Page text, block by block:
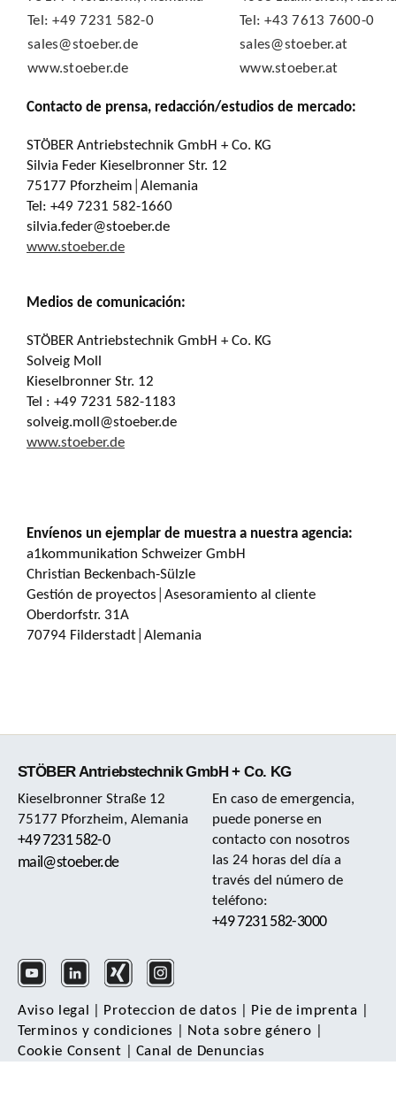
Tel: +49 7231 582-0
Tel: +43 7613 7600-0
sales@stoeber.de
sales@stoeber.at
www.stoeber.de
www.stoeber.at
Contacto de prensa, redacción/estudios de mercado:
STÖBER Antriebstechnik GmbH + Co. KG
Silvia Feder Kieselbronner Str. 12
75177 Pforzheim│Alemania
Tel: +49 7231 582-1660
silvia.feder@stoeber.de
www.stoeber.de
Medios de comunicación:
STÖBER Antriebstechnik GmbH + Co. KG
Solveig Moll
Kieselbronner Str. 12
Tel : +49 7231 582-1183
solveig.moll@stoeber.de
www.stoeber.de
Envíenos un ejemplar de muestra a nuestra agencia:
a1kommunikation Schweizer GmbH
Christian Beckenbach-Sülzle
Gestión de proyectos│Asesoramiento al cliente
Oberdorfstr. 31A
70794 Filderstadt│Alemania
STÖBER Antriebstechnik GmbH + Co. KG
Kieselbronner Straße 12
75177 Pforzheim, Alemania
+49 7231 582-0
mail@stoeber.de
En caso de emergencia,
puede ponerse en
contacto con nosotros
las 24 horas del día a
través del número de
teléfono:
+49 7231 582-3000
Aviso legal Proteccion de datos Pie de imprenta
Terminos y condiciones
Nota sobre género
Cookie Consent
Canal de Denuncias